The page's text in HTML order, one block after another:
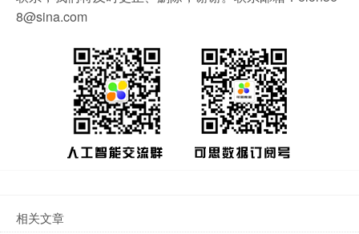
8@sina.com
相关文章